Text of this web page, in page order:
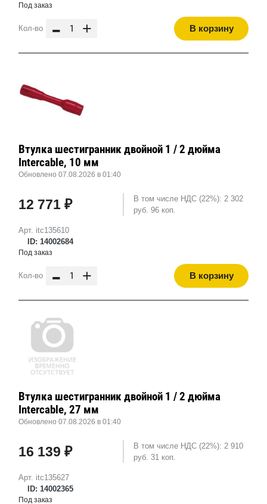
Под заказ
Кол-во - + В корзину
Арт. itc135610
ID: 14002684
Втулка шестигранник двойной 1 / 2 дюйма
Intercable, 10 мм
Обновлено 07.08.2026 в 01:40
12 771 ₽
В том числе НДС (22%): 2 302
руб. 96 коп.
Под заказ
Кол-во - + В корзину
Арт. itc135627
ID: 14002365
Втулка шестигранник двойной 1 / 2 дюйма
Intercable, 27 мм
Обновлено 07.08.2026 в 01:40
16 139 ₽
В том числе НДС (22%): 2 910
руб. 31 коп.
Под заказ